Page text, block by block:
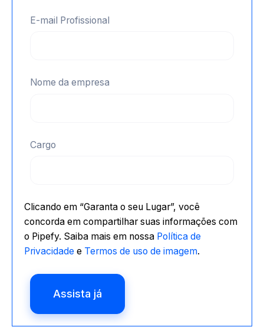
E-mail Profissional
Nome da empresa
Cargo
Clicando em “Garanta o seu Lugar”, você
concorda em compartilhar suas informações com
o Pipefy. Saiba mais em nossa Política de
Privacidade e Termos de uso de imagem.